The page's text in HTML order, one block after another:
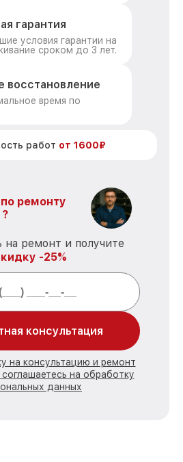
гарантия
условия гарантии на
сроком до 3 лет.
восстановление
время по
работ от 1600₽
ремонту
на ремонт и получите
-25%
консультация
на консультацию и ремонт
на обработку
данных